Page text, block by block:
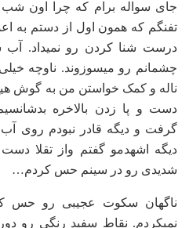
جای سواله برام که چرا اون شب
تفنگم که همون اول از دستم به
درست شنا کردن رو نمیداد. آب
چشمانم رو میسوزوند. ناوچه
ناله و کمک خواستن من به گوش
دست و پا زدن بالاخره
گرفت و دیگه قادر نبودم روی
دیگه اشهدمو گفتم واز تقلا
شدیدی رو در سینم حس کردم…
ناگهان سکوت عجیبی رو حس
نمیکردم. نقاط سفید رنگی رو